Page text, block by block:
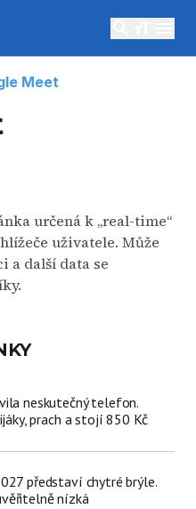
Meet
určená k „real-time“
uživatele. Může
a další data se
neskutečný telefon.
prach a stojí 850 Kč
představí chytré brýle.
nízká